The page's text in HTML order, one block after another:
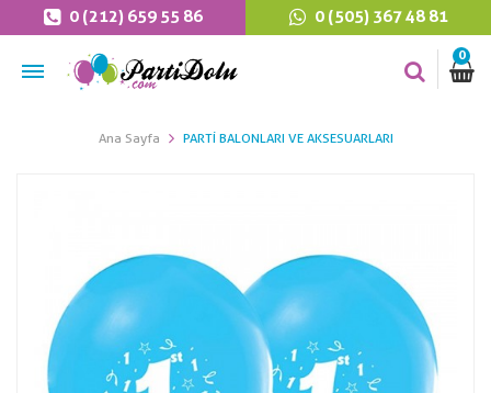
0 (212) 659 55 86 0 (505) 367 48 81
0
Ana Sayfa PARTI BALONLARI VE AKSESUARLARI